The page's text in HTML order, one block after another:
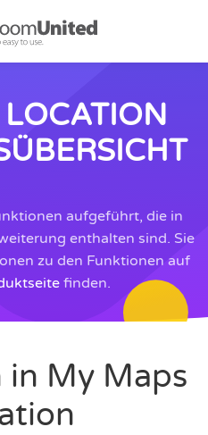
aufgeführt, die in
enthalten sind. Sie
zu den Funktionen auf
finden.
in My Maps